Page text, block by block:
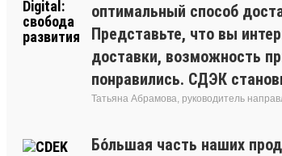
оптимальный способ
Представьте, что вы
доставки, возможность
понравились. СДЭК
Татьяна Абрамова, руководитель
Бо́льшая часть наших